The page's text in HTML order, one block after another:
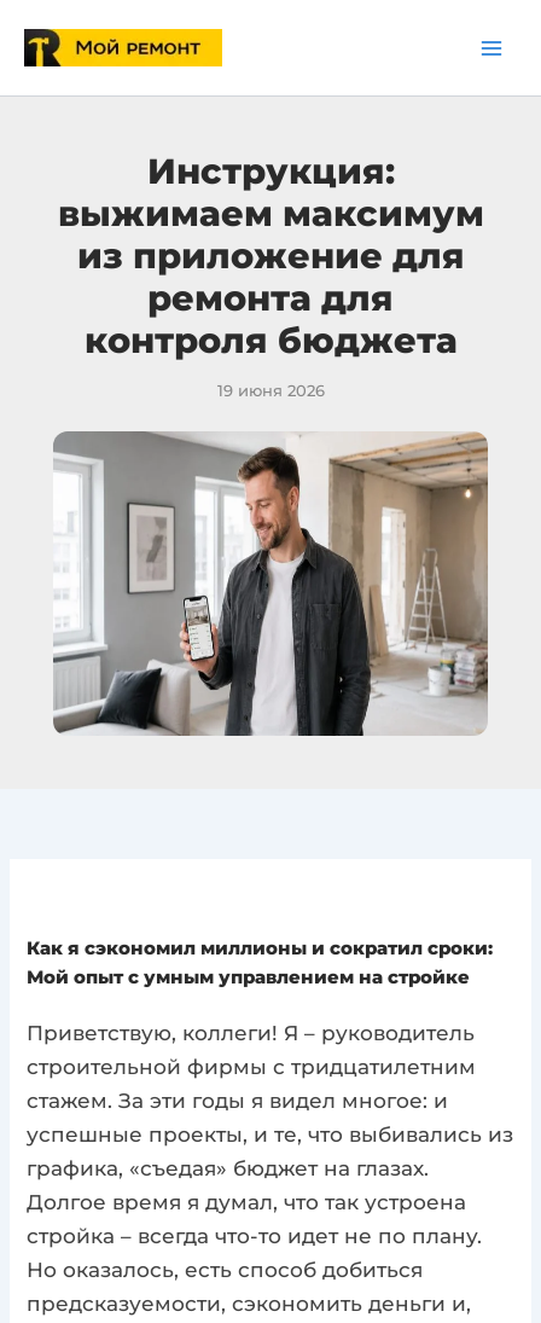
содержимому
Инструкция:
выжимаем максимум
из приложение для
ремонта для
контроля бюджета
19 июня 2026
Как я сэкономил миллионы и сократил сроки:
Мой опыт с умным управлением на стройке
Приветствую, коллеги! Я – руководитель
строительной фирмы с тридцатилетним
стажем. За эти годы я видел многое: и
успешные проекты, и те, что выбивались из
графика, «съедая» бюджет на глазах.
Долгое время я думал, что так устроена
стройка – всегда что-то идет не по плану.
Но оказалось, есть способ добиться
предсказуемости, сэкономить деньги и,